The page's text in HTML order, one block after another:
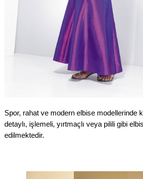
Spor, rahat ve modern elbise modellerinde
detaylı, işlemeli, yırtmaçlı veya pilili gibi
edilmektedir.